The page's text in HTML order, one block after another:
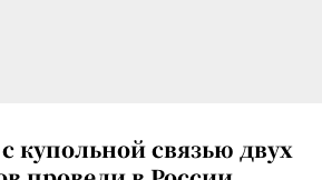
купольной связью двух